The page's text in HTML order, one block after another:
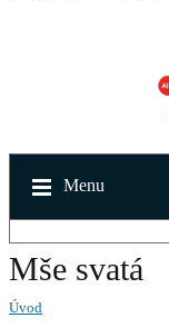
Menu
Mše svatá
Úvod